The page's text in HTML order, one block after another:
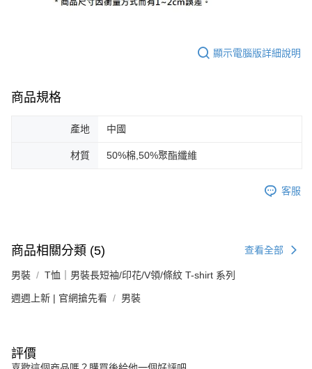
顯示電腦版詳細說明
商品規格
產地 中國
材質 50%棉,50%聚酯纖維
客服
商品相關分類 (5) 查看全部
男裝 T恤｜男裝長短袖/印花/V領/條紋 T-shirt 系列
週週上新 | 官網搶先看 男裝
評價